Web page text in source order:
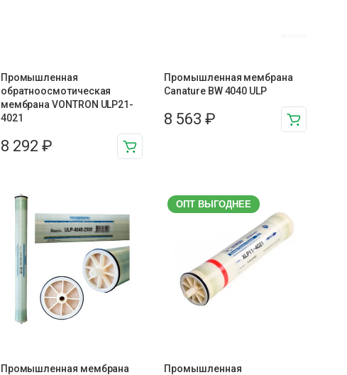
Промышленная
обратноосмотическая
мембрана VONTRON ULP21-
4021
8 292 ₽
Промышленная мембрана
Canature BW 4040 ULP
8 563₽
Промышленная мембрана
ОПТ ВЫГОДНЕЕ
Промышленная